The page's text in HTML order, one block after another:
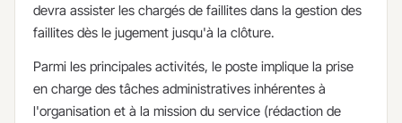
devra assister les chargés de faillites dans la gestion des
faillites dès le jugement jusqu'à la clôture.
Parmi les principales activités, le poste implique la prise
en charge des tâches administratives inhérentes à
l'organisation et à la mission du service (rédaction de